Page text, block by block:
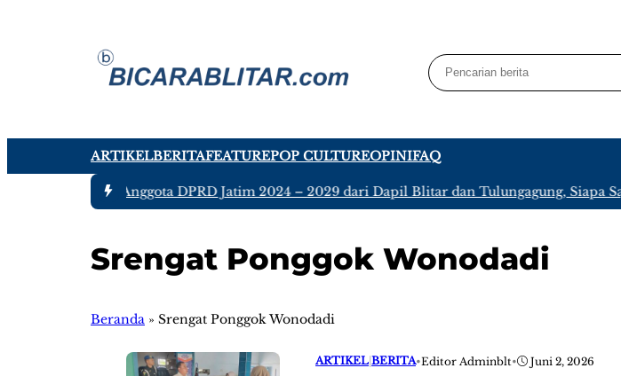
ARTIKELBERITAFEATUREPOP CULTUREOPINIFAQ
Ada tujuh Anggota DPRD Jatim 2024 – 2029 dari Dapil Blitar dan Tulungagung, Siapa
Srengat Ponggok Wonodadi
Beranda » Srengat Ponggok Wonodadi
ARTIKEL |BERITA•Editor Adminblt• Juni 2, 2026